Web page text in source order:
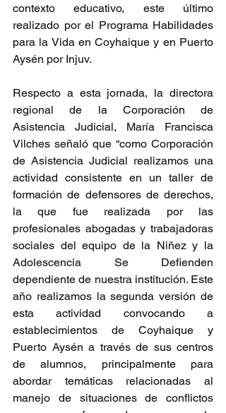
contexto educativo, este último
realizado por el Programa Habilidades
para la Vida en Coyhaique y en Puerto
Aysén por Injuv.
Respecto a esta jornada, la directora
regional de la Corporación de
Asistencia Judicial, María Francisca
Vilches señaló que “como Corporación
de Asistencia Judicial realizamos una
actividad consistente en un taller de
formación de defensores de derechos,
la que fue realizada por las
profesionales abogadas y trabajadoras
sociales del equipo de la Niñez y la
Adolescencia Se Defienden
dependiente de nuestra institución. Este
año realizamos la segunda versión de
esta actividad convocando a
establecimientos de Coyhaique y
Puerto Aysén a través de sus centros
de alumnos, principalmente para
abordar temáticas relacionadas al
manejo de situaciones de conflictos